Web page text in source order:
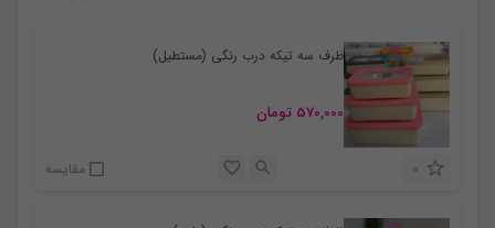
ظرف سه تیکه درب رنگی (مستطیل)
570,000 تومان
0 مقایسه